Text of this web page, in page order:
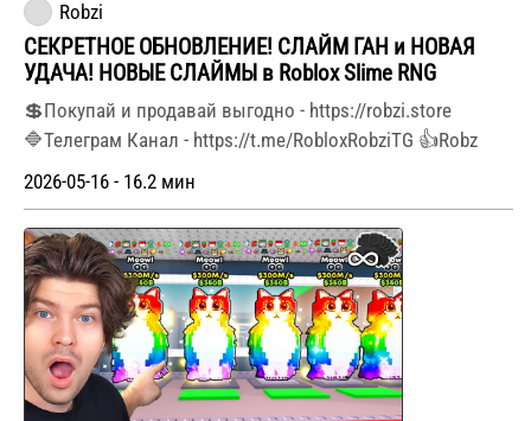
Robzi
СЕКРЕТНОЕ ОБНОВЛЕНИЕ! СЛАЙМ ГАН и НОВАЯ
УДАЧА! НОВЫЕ СЛАЙМЫ в Roblox Slime RNG
💲Покупай и продавай выгодно - https://robzi.store
🔷Телеграм Канал - https://t.me/RobloxRobziTG 👍Robz
2026-05-16 - 16.2 мин